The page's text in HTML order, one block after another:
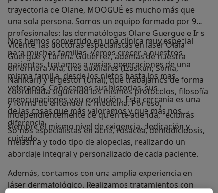
trayectoria de Olane, MOOGUÉ es mucho más que
una sola persona. Somos un equipo formado por 9
profesionales: las dermatólogas Olane Guergue e Iris
Vicente, las doctoras especialistas en láser Olaia
Guergue y Lorena Gutiérrez, además de nuestra
enfermera Ana, tres auxiliares (Izaskun; Sonia,
Nahikari) y el gestor (Unai), que trabajamos de forma
coordinada siguiendo los mismos protocolos, filosofía
y forma de entender la medicina. Por eso,
independientemente de quién te atienda, recibirás
siempre el mismo nivel de exigencia, dedicación y
cuidado.
Nos hemos convertido en una clínica muy especial
para muchas familias. Vemos crecer a nuestros
pacientes, tratamos a varias generaciones de una
misma familia, desde los nietos hasta los mas
veteranos. Conocemos sus historias, sus
preocupaciones y su evolución. Esta cercanía es una
de las cosas que más valoramos y que más nos
diferencia.
Somos especialistas en acné, rosácea, demodicidosis,
melasma y todo tipo de alopecias, realizando un
abordaje integral y personalizado de cada paciente.
Además, contamos con una amplia experiencia en
láser dermatológico. Realizamos tratamientos con